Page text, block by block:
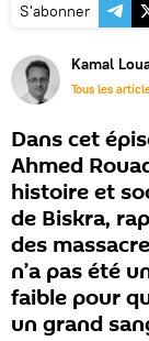
S'abonner
Kamal
Tous les
Dans cet
Ahmed
histoire et
de Biskra,
des
n’a pas été
faible pour
un grand